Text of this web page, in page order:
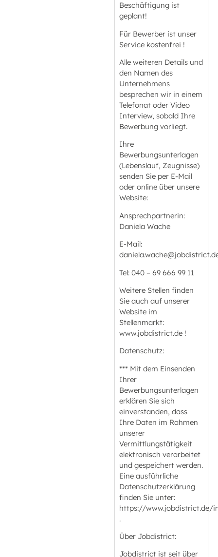
Beschäftigung ist
geplant!
Für Bewerber ist unser
Service kostenfrei !
Alle weiteren Details und
den Namen des
Unternehmens
besprechen wir in einem
Telefonat oder Video
Interview, sobald Ihre
Bewerbung vorliegt.
Ihre
Bewerbungsunterlagen
(Lebenslauf, Zeugnisse)
senden Sie per E-Mail
oder online über unsere
Website:
Ansprechpartnerin:
Daniela Wache
E-Mail:
Tel: 040 – 69 666 99 11
Weitere Stellen finden
Sie auch auf unserer
Website im
Stellenmarkt:
www.jobdistrict.de !
Datenschutz:
*** Mit dem Einsenden
Ihrer
Bewerbungsunterlagen
erklären Sie sich
einverstanden, dass
Ihre Daten im Rahmen
unserer
Vermittlungstätigkeit
elektronisch verarbeitet
und gespeichert werden.
Eine ausführliche
Datenschutzerklärung
finden Sie unter:
https://www.jobdistrict.de/
.
Über Jobdistrict:
Jobdistrict ist seit über